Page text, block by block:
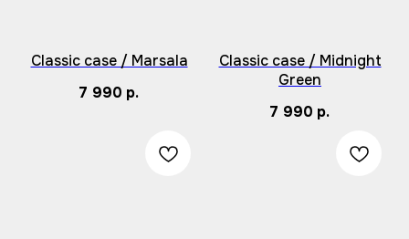
Classic case / Marsala
7 990 р.
Classic case / Midnight
Green
7 990 р.